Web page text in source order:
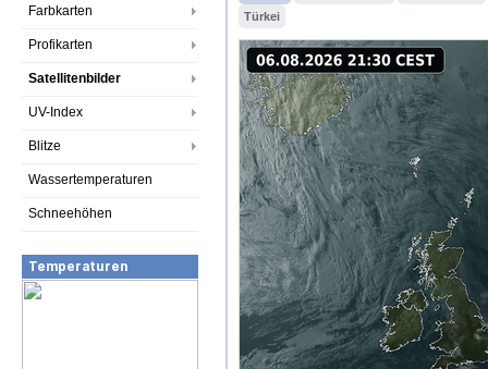
Farbkarten
Profikarten
Satellitenbilder
UV-Index
Blitze
Wassertemperaturen
Schneehöhen
Temperaturen
Türkei